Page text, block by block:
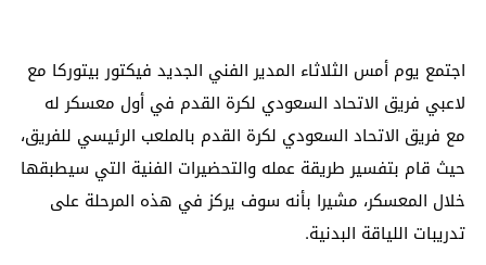
اجتمع يوم أمس الثلاثاء المدير الفني الجديد فيكتور بيتوركا مع
لاعبي فريق الاتحاد السعودي لكرة القدم في أول معسكر له
مع فريق الاتحاد السعودي لكرة القدم بالملعب الرئيسي للفريق،
حيث قام بتفسير طريقة عمله والتحضيرات الفنية التي سيطبقها
خلال المعسكر، مشيرا بأنه سوف يركز في هذه المرحلة على
تدريبات اللياقة البدنية.